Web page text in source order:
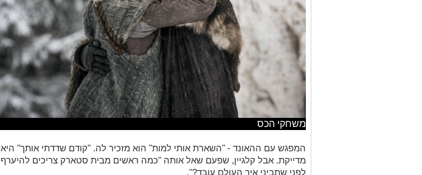
משחקי הכס
המפגש עם ההאונד - "השארת אותי למות" הוא מזכיר לה. "קודם שדדתי אותך" היא
מדייקת. אבל קלגיין, שפעם שאל אותה "כמה ראשים מבית סטארק צריכים להיערף
לפני שתביני איך העולם עובד?",